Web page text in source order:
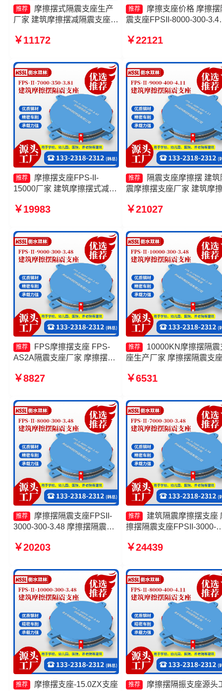
推荐
摩擦摆式隔震支座生产
厂家 建筑摩擦摆减隔震支座生
厂 摩擦摆隔震支座FPSII-
￥11172
推荐
摩擦支座价格 摩擦摆
震支座FPSII-8000-300-
家 摩擦摆式橡胶隔震支座
￥22121
推荐
摩擦摆支座FPS-II-
15000厂家 建筑摩擦摆式减震
Ⅱ-2000-500-3.8 摩擦摆隔震
家
￥19983
推荐
隔震支座摩擦摆 建筑
震摩擦摆支座厂家 建筑摩
价格
￥21027
推荐
FPS摩擦摆支座 FPS-
AS2A隔震支座厂家 摩擦摆隔
厂家 摩擦摆隔震支座FPSII-
￥8827
推荐
10000KN摩擦摆隔震
座生产厂家 摩擦摆隔震支
家 隔震支座FPS-Ⅱ-2000-
支座FPSII-2000-300-3.48
家
￥6531
推荐
摩擦摆隔震支座FPSII-
3000-300-3.48 摩擦摆隔震支
厂家 摩擦摆隔震支座FPSII-
摆隔震支座FPSII-7000-350-
3.81
￥20203
推荐
建筑隔震摩擦摆支座
擦摆隔震支座FPSII-3000-
支座FBD源头工厂 摩擦摆
￥24439
推荐 摩擦摆支座-15.0ZX支座 推荐 摩擦摆隔振支座源头